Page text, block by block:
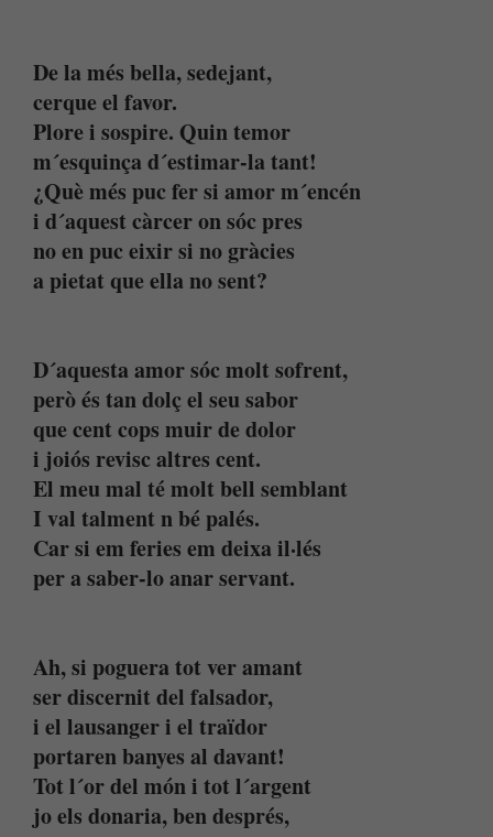
De la més bella, sedejant,
cerque el favor.
Plore i sospire. Quin temor
m´esquinça d´estimar-la tant!
¿Què més puc fer si amor m´encén
i d´aquest càrcer on sóc pres
no en puc eixir si no gràcies
a pietat que ella no sent?
D´aquesta amor sóc molt sofrent,
però és tan dolç el seu sabor
que cent cops muir de dolor
i joiós revisc altres cent.
El meu mal té molt bell semblant
I val talment n bé palés.
Car si em feries em deixa il·lés
per a saber-lo anar servant.
Ah, si poguera tot ver amant
ser discernit del falsador,
i el lausanger i el traïdor
portaren banyes al davant!
Tot l´or del món i tot l´argent
jo els donaria, ben després,